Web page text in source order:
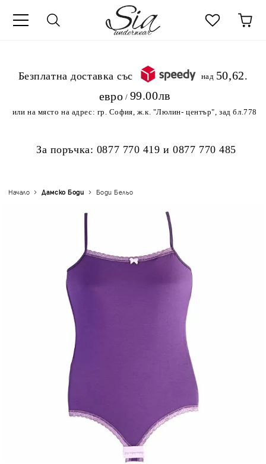
.Безплатна доставка със
над 50,62
евро / 99.00лв
или на място на адрес: гр. София, ж.к. "Люлин- център", зад бл.778
За поръчка: 0877 770 419 и0877 770 485
Начало Дамскo Боди Боди Бельо